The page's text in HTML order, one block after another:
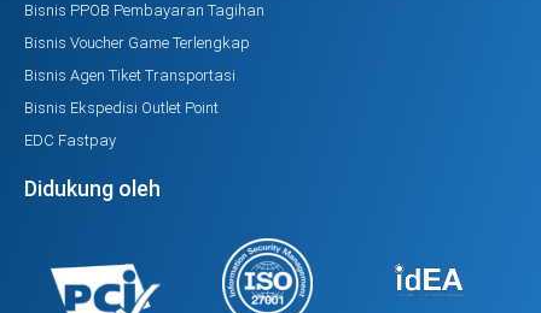
Bisnis PPOB Pembayaran Tagihan
Bisnis Voucher Game Terlengkap
Bisnis Agen Tiket Transportasi
Bisnis Ekspedisi Outlet Point
EDC Fastpay
Didukung oleh